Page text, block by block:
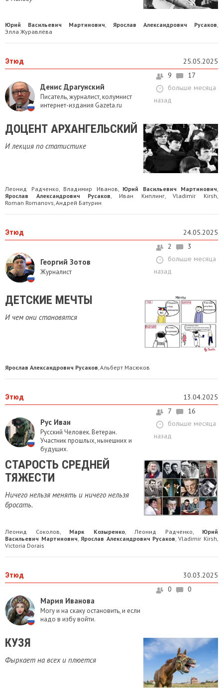
Юрий Васильевич Мартинович Ярослав Александрович Русаков
Элла Журавлёва
Этюд 25.05.2025
Денис Драгунский
Писатель, журналист, колумнист
интернет-издания Gazeta.ru
9
17
больше месяца
назад
ДОЦЕНТ АРХАНГЕЛЬСКИЙ
И лекция по статистике
Леонид Радченко Владимир Иванов Юрий Васильевич Мартинович
Ярослав Александрович Русаков Иван Киплинг,Vladimir Kirsh
Roman Romanovs Андрей Батурин
Этюд 24.05.2025
Георгий Зотов
Журналист
2
3
больше месяца
назад
ДЕТСКИЕ МЕЧТЫ
И чем они становятся
Ярослав Александрович Русаков,Альберт Масюков
Этюд 13.04.2025
Рус Иван
Русский Человек. Ветеран.
Участник прошлых, нынешних и
будущих.
7
16
больше месяца
назад
СТАРОСТЬ СРЕДНЕЙ
ТЯЖЕСТИ
Ничего нельзя менять и ничего нельзя
бросать.
Леонид Соколов, Марк Козыренко, Леонид Радченко, Юрий
Васильевич Мартинович, Ярослав Александрович Русаков,Vladimir Kirsh,
Victoria Dorais
Этюд 30.03.2025
Мария Иванова
Могу и на скаку остановить, и если
надо в избу войти.
0 0
КУЗЯ
Фыркает на всех и плюется